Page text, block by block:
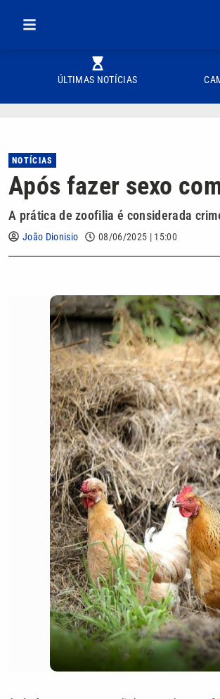
ÚLTIMAS NOTÍCIAS
NOTÍCIAS
Após fazer sexo
A prática de zoofilia é considerada
João Dionisio 08/06/2025 | 15:00